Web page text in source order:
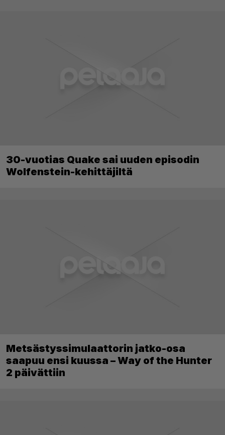
30-vuotias Quake sai uuden episodin
Wolfenstein-kehittäjiltä
Metsästyssimulaattorin jatko-osa
saapuu ensi kuussa – Way of the Hunter
2 päivättiin